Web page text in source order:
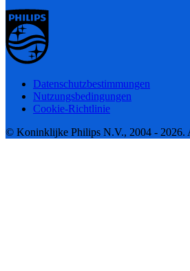
Datenschutzbestimmungen
Nutzungsbedingungen
Cookie-Richtlinie
© Koninklijke Philips N.V., 2004 - 2026.